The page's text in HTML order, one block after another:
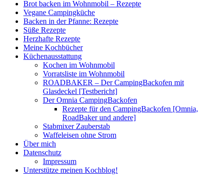
Brot backen im Wohnmobil – Rezepte
Vegane Campingküche
Backen in der Pfanne: Rezepte
Süße Rezepte
Herzhafte Rezepte
Meine Kochbücher
Küchenausstattung
Kochen im Wohnmobil
Vorratsliste im Wohnmobil
ROADBAKER – Der CampingBackofen mit
Glasdeckel [Testbericht]
Der Omnia CampingBackofen
Rezepte für den CampingBackofen [Omnia,
RoadBaker und andere]
Stabmixer Zauberstab
Waffeleisen ohne Strom
Über mich
Datenschutz
Impressum
Unterstütze meinen Kochblog!